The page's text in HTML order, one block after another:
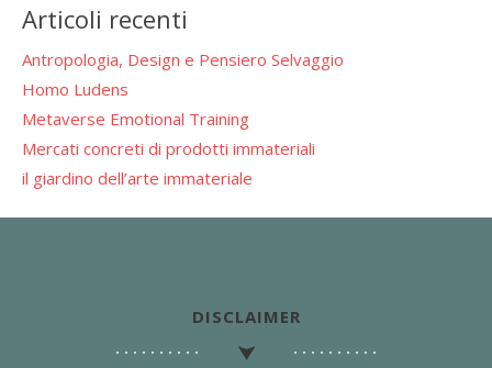
Articoli recenti
Antropologia, Design e Pensiero Selvaggio
Homo Ludens
Metaverse Emotional Training
Mercati concreti di prodotti immateriali
il giardino dell’arte immateriale
DISCLAIMER